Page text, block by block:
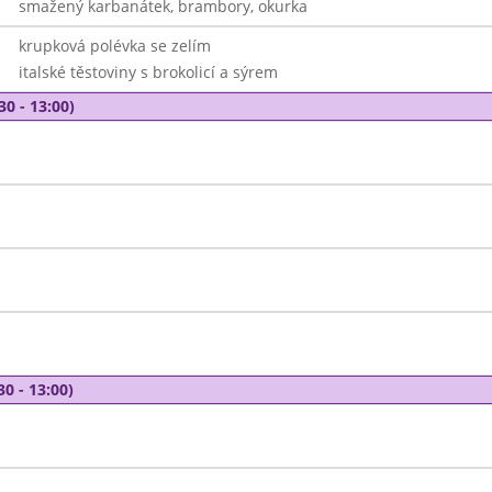
smažený karbanátek, brambory, okurka
krupková polévka se zelím
italské těstoviny s brokolicí a sýrem
- 13:00)
- 13:00)